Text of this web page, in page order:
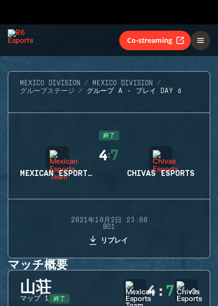
Co-streaming
MEXICO DIVISION
MEXICO DIVISION
グループステージ
グループ A - プレイ DAY 6
終了
MEXICAN ESPORTS TEAM
4:7
CHIVAS ESPORTS
2021年10月2日 23:00
BO1
リプレイ
マッチ概要
山荘
マップ 1 終了 4 : 7